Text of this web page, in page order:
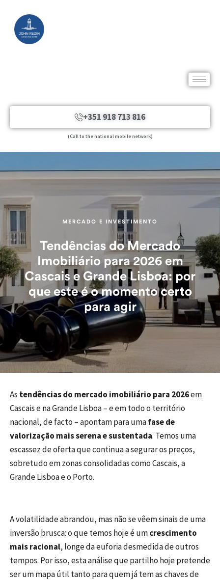
+351 918 713 816
(Call to the national mobile network)
MERCADO E INVESTIMENTO
Tendências do Mercado
Imobiliário para 2026 em
Cascais e Grande Lisboa: por
que este é o momento certo
para agir
As tendências do mercado imobiliário para 2026em
Cascais e na Grande Lisboa – e em todo o território
nacional, de facto – apontam para umafase de
valorização mais serena e sustentada. Temos uma
escassez de oferta que continua a segurar os preços,
sobretudo em zonas consolidadas como Cascais, a
Grande Lisboa e o Porto.
A volatilidade abrandou, mas não se vêem sinais de uma
inversão brusca: o que temos hoje é umcrescimento
mais racional, longe da euforia desmedida de outros
tempos. Por isso, esta análise que partilho hoje pretende
ser um mapa útil tanto para quem já tem as chaves de